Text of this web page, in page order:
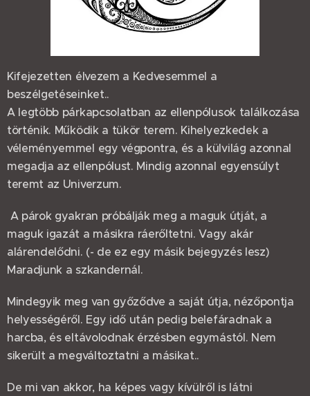
Kifejezetten élvezem a Kedvesemmel a
beszélgetéseinket..
A legtöbb párkapcsolatban az ellenpólusok találkozása
történik. Működik a tükör terem. Kihelyezkedek a
véleményemmel egy végpontra, és a külvilág azonnal
megadja az ellenpólust. Mindig azonnal egyensúlyt
teremt az Univerzum.
A párok gyakran próbálják meg a maguk útját, a
maguk igazát a másikra ráerőltetni. Vagy akár
alárendelődni. (- de ez egy másik bejegyzés lesz)
Maradjunk a szkandernál.
Mindegyik meg van győződve a saját útja, nézőpontja
helyességéről. Egy idő után pedig belefáradnak a
harcba, és eltávolodnak érzésben egymástól. Nem
sikerült a megváltoztatni a másikat..
De mi van akkor, ha képes vagy kívülről is látni